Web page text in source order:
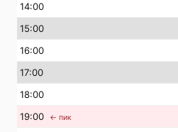
14:00
15:00
16:00
17:00
18:00
19:00 ← пик